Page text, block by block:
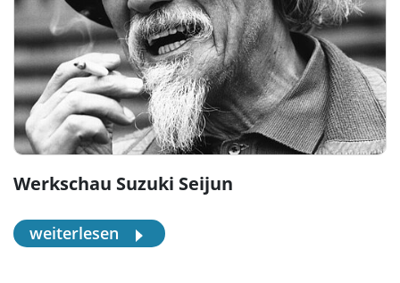
Werkschau Suzuki Seijun
weiterlesen